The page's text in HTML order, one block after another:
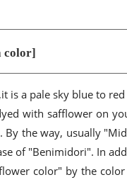
color]
is a pale sky blue to
with safflower on
By the way, usually
of "Benimidori". In
color" by the